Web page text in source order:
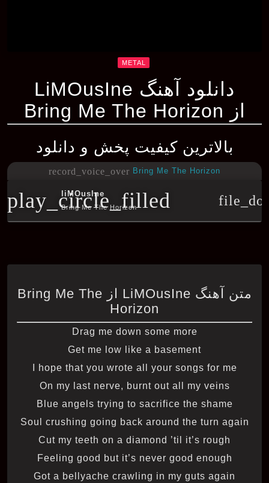
METAL
دانلود آهنگ LiMOusIne
از Bring Me The Horizon
بالاترین کیفیت پخش و دانلود
record_voice_over Bring Me The Horizon
play_circle_filled
liMOusIne
Bring Me The Horizon
متن آهنگ LiMOusIne از Bring Me The
Horizon
Drag me down some more
Get me low like a basement
I hope that you wrote all your songs for me
On my last nerve, burnt out all my veins
Blue angels trying to sacrifice the shame
Soul crushing going back around the turn again
Cut my teeth on a diamond ’til it’s rough
Feeling good but it’s never good enough
Got a bellyache crawling in my guts again